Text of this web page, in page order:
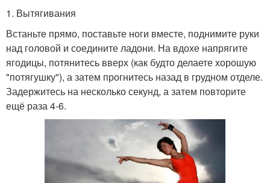
1. Вытягивания
Встаньте прямо, поставьте ноги вместе, поднимите руки
над головой и соедините ладони. На вдохе напрягите
ягодицы, потянитесь вверх (как будто делаете хорошую
"потягушку"), а затем прогнитесь назад в грудном отделе.
Задержитесь на несколько секунд, а затем повторите
ещё раза 4-6.